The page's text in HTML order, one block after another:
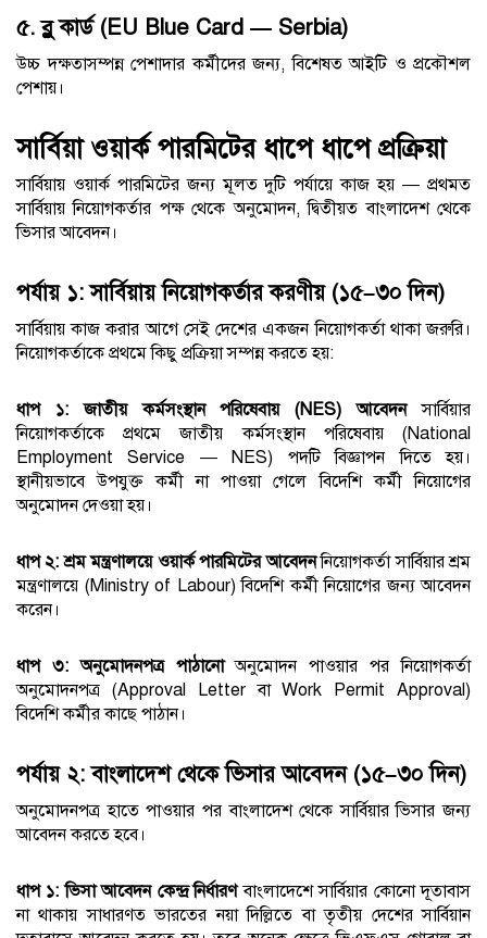
৫. ব্লু কার্ড (EU Blue Card — Serbia)
উচ্চ দক্ষতাসম্পন্ন পেশাদার কর্মীদের জন্য, বিশেষত আইটি ও প্রকৌশল
পেশায়।
সার্বিয়া ওয়ার্ক পারমিটের ধাপে ধাপে প্রক্রিয়া
সার্বিয়ায় ওয়ার্ক পারমিটের জন্য মূলত দুটি পর্যায়ে কাজ হয় — প্রথমত
সার্বিয়ায় নিয়োগকর্তার পক্ষ থেকে অনুমোদন, দ্বিতীয়ত বাংলাদেশ থেকে
ভিসার আবেদন।
পর্যায় ১: সার্বিয়ায় নিয়োগকর্তার করণীয় (১৫–৩০ দিন)
সার্বিয়ায় কাজ করার আগে সেই দেশের একজন নিয়োগকর্তা থাকা জরুরি।
নিয়োগকর্তাকে প্রথমে কিছু প্রক্রিয়া সম্পন্ন করতে হয়:
ধাপ ১: জাতীয় কর্মসংস্থান পরিষেবায় (NES) আবেদনসার্বিয়ার
নিয়োগকর্তাকে প্রথমে জাতীয় কর্মসংস্থান পরিষেবায় (National
Employment Service — NES) পদটি বিজ্ঞাপন দিতে হয়।
স্থানীয়ভাবে উপযুক্ত কর্মী না পাওয়া গেলে বিদেশি কর্মী নিয়োগের
অনুমোদন দেওয়া হয়।
ধাপ ২: শ্রম মন্ত্রণালয়ে ওয়ার্ক পারমিটের আবেদননিয়োগকর্তা সার্বিয়ার শ্রম
মন্ত্রণালয়ে (Ministry of Labour) বিদেশি কর্মী নিয়োগের জন্য আবেদন
করেন।
ধাপ ৩: অনুমোদনপত্র পাঠানোঅনুমোদন পাওয়ার পর নিয়োগকর্তা
অনুমোদনপত্র (Approval Letter বা Work Permit Approval)
বিদেশি কর্মীর কাছে পাঠান।
পর্যায় ২: বাংলাদেশ থেকে ভিসার আবেদন (১৫–৩০ দিন)
অনুমোদনপত্র হাতে পাওয়ার পর বাংলাদেশ থেকে সার্বিয়ার ভিসার জন্য
আবেদন করতে হবে।
ধাপ ১: ভিসা আবেদন কেন্দ্র নির্ধারণবাংলাদেশে সার্বিয়ার কোনো দূতাবাস
না থাকায় সাধারণত ভারতের নয়া দিল্লিতে বা তৃতীয় দেশের সার্বিয়ান